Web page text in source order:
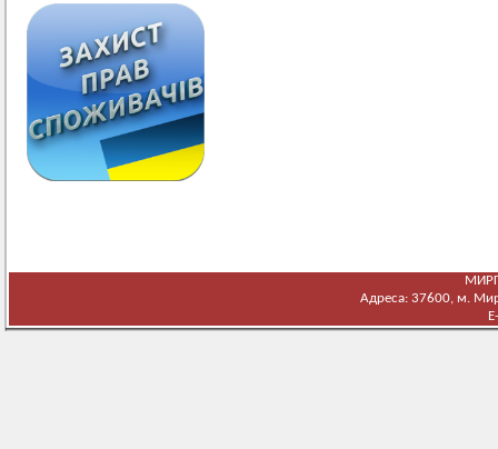
Адреса: 37600, м.